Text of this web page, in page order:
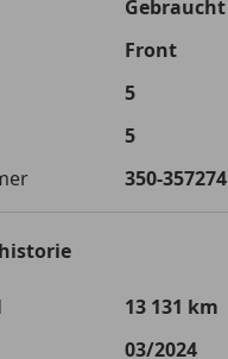
€ 25 000,-
€ 35 220,-
€ 0,-
€ 293,50
Gebraucht
Front
5
5
350-357274
13 131 km
03/2024